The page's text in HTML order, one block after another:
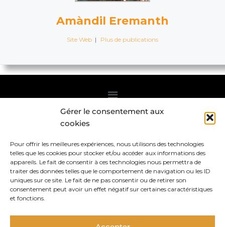
Gérer le consentement aux
cookies
Pour offrir les meilleures expériences, nous utilisons des technologies
telles que les cookies pour stocker et/ou accéder aux informations des
appareils. Le fait de consentir à ces technologies nous permettra de
traiter des données telles que le comportement de navigation ou les ID
uniques sur ce site. Le fait de ne pas consentir ou de retirer son
consentement peut avoir un effet négatif sur certaines caractéristiques
et fonctions.
Amàndil Eremanth
Site Web | Plus de publications
Abonnez-vous à la Newsletter